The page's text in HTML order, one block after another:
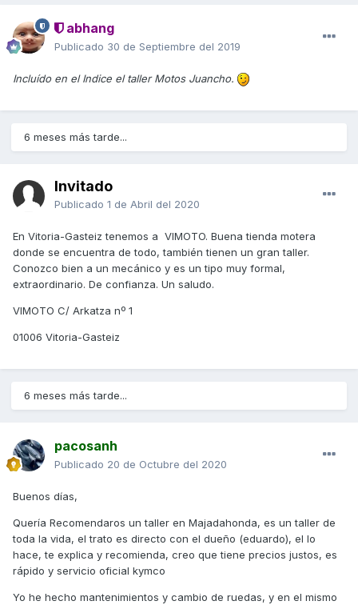
abhang
Publicado 30 de Septiembre del 2019
Incluído en el Indice el taller Motos Juancho.
6 meses más tarde...
Invitado
Publicado 1 de Abril del 2020
En Vitoria-Gasteiz tenemos a VIMOTO. Buena tienda motera
donde se encuentra de todo, también tienen un gran taller.
Conozco bien a un mecánico y es un tipo muy formal,
extraordinario. De confianza. Un saludo.
VIMOTO C/ Arkatza nº 1
01006 Vitoria-Gasteiz
6 meses más tarde...
pacosanh
Publicado 20 de Octubre del 2020
Buenos días,
Quería Recomendaros un taller en Majadahonda, es un taller de
toda la vida, el trato es directo con el dueño (eduardo), el lo
hace, te explica y recomienda, creo que tiene precios justos, es
rápido y servicio oficial kymco
Yo he hecho mantenimientos y cambio de ruedas, y en el mismo